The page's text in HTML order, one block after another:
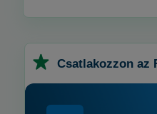
Csatlakozzon az